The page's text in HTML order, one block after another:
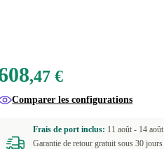
,47 €
Comparer les configurations
Frais de port inclus: 11 août - 14 août
Garantie de retour gratuit sous 30 jours